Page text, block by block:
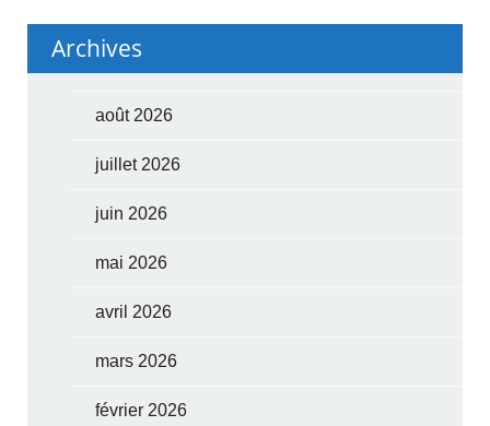
Archives
août 2026
juillet 2026
juin 2026
mai 2026
avril 2026
mars 2026
février 2026